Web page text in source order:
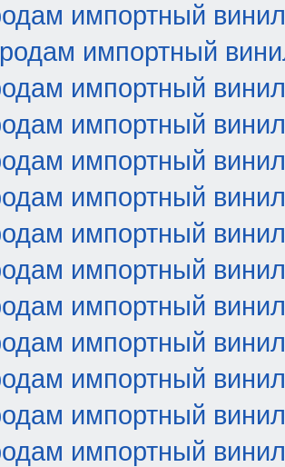
импортный винил
импортный
импортный винил
импортный винил
импортный винил
импортный винил
импортный винил
импортный винил
импортный винил
импортный винил
импортный винил
импортный винил
импортный винил